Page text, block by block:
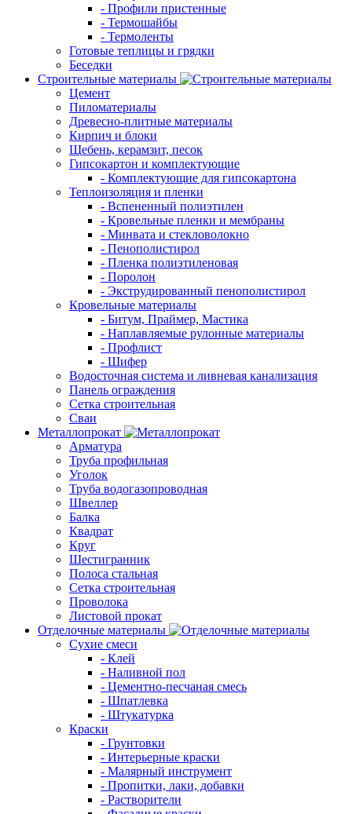
- Профили пристенные
- Термошайбы
- Термоленты
Готовые теплицы и грядки
Беседки
Строительные материалы
Цемент
Пиломатериалы
Древесно-плитные материалы
Кирпич и блоки
Щебень, керамзит, песок
Гипсокартон и комплектующие
- Комплектующие для гипсокартона
Теплоизоляция и пленки
- Вспененный полиэтилен
- Кровельные пленки и мембраны
- Минвата и стекловолокно
- Пенополистирол
- Пленка полиэтиленовая
- Поролон
- Экструдированный пенополистирол
Кровельные материалы
- Битум, Праймер, Мастика
- Наплавляемые рулонные материалы
- Профлист
- Шифер
Водосточная система и ливневая канализация
Панель ограждения
Сетка строительная
Сваи
Металлопрокат
Арматура
Труба профильная
Уголок
Труба водогазопроводная
Швеллер
Балка
Квадрат
Круг
Шестигранник
Полоса стальная
Сетка строительная
Проволока
Листовой прокат
Отделочные материалы
Сухие смеси
- Клей
- Наливной пол
- Цементно-песчаная смесь
- Шпатлевка
- Штукатурка
Краски
- Грунтовки
- Интерьерные краски
- Малярный инструмент
- Пропитки, лаки, добавки
- Растворители